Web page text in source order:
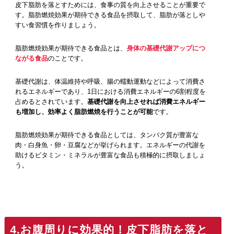
皮下脂肪を落とすためには、食事の質を向上させることが重要で
す。脂肪燃焼効果が期待できる食品を摂取して、脂肪が落としや
すい食習慣を作りましょう。
脂肪燃焼効果が期待できる食品とは、身体の基礎代謝アップにつ
ながる食品のことです。
基礎代謝は、体温維持や呼吸、腸の蠕動運動などによって消費さ
れるエネルギーであり、1日における消費エネルギーの6割程度を
占めるとされています。基礎代謝を向上させれば消費エネルギー
も増加し、効率よく脂肪燃焼を行うことが可能です。
脂肪燃焼効果が期待できる食品としては、タンパク質が豊富な
肉・白身魚・卵・豆腐などが挙げられます。エネルギーの代謝を
助けるビタミン・ミネラルが豊富な食品も積極的に摂取しましょ
う。
4.お腹周りに効果的！皮下脂肪を落と